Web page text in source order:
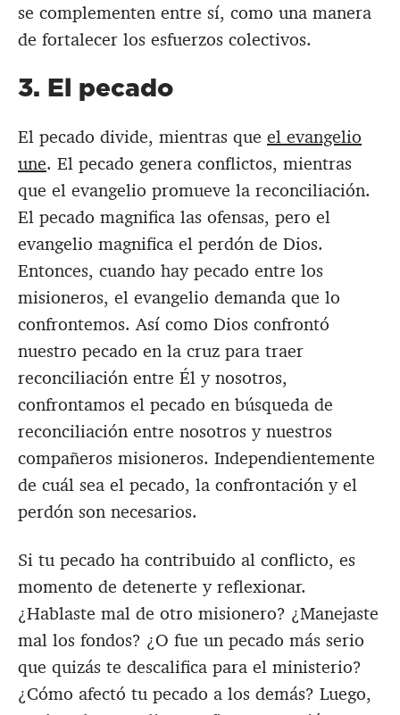
se complementen entre sí, como una manera
de fortalecer los esfuerzos colectivos.
3. El pecado
El pecado divide, mientras que el evangelio
une. El pecado genera conflictos, mientras
que el evangelio promueve la reconciliación.
El pecado magnifica las ofensas, pero el
evangelio magnifica el perdón de Dios.
Entonces, cuando hay pecado entre los
misioneros, el evangelio demanda que lo
confrontemos. Así como Dios confrontó
nuestro pecado en la cruz para traer
reconciliación entre Él y nosotros,
confrontamos el pecado en búsqueda de
reconciliación entre nosotros y nuestros
compañeros misioneros. Independientemente
de cuál sea el pecado, la confrontación y el
perdón son necesarios.
Si tu pecado ha contribuido al conflicto, es
momento de detenerte y reflexionar.
¿Hablaste mal de otro misionero? ¿Manejaste
mal los fondos? ¿O fue un pecado más serio
que quizás te descalifica para el ministerio?
¿Cómo afectó tu pecado a los demás? Luego,